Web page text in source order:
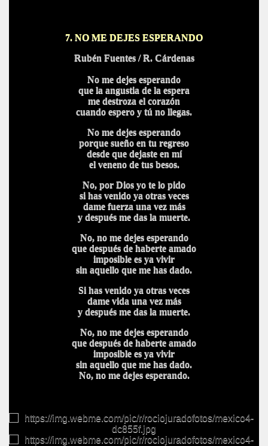
7. NO ME DEJES ESPERANDO
Rubén Fuentes / R. Cárdenas
No me dejes esperando
que la angustia de la espera
me destroza el corazón
cuando espero y tú no llegas.
No me dejes esperando
porque sueño en tu regreso
desde que dejaste en mí
el veneno de tus besos.
No, por Dios yo te lo pido
si has venido ya otras veces
dame fuerza una vez más
y después me das la muerte.
No, no me dejes esperando
que después de haberte amado
imposible es ya vivir
sin aquello que me has dado.
Si has venido ya otras veces
dame vida una vez más
y después me das la muerte.
No, no me dejes esperando
que después de haberte amado
imposible es ya vivir
sin aquello que me has dado.
No, no me dejes esperando.